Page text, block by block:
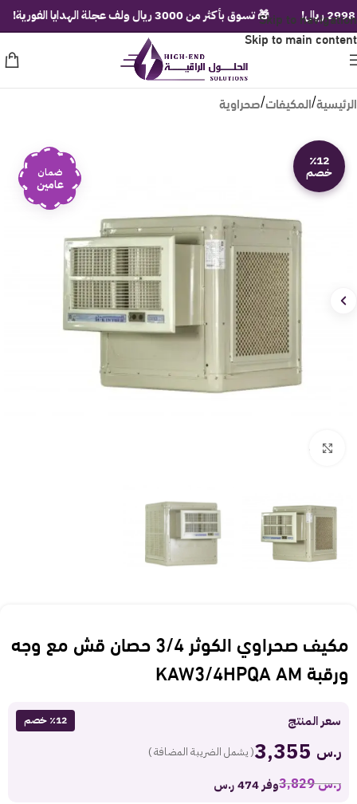
Skip to navigation
Skip to main content
الرئيسية/المكيفات/صحراوية
٪12
خصم ضمان
عامين
مكيف صحراوي الكوثر 3/4 حصان قش مع وجه
ورقبة KAW3/4HPQA AM
سعر المنتج ٪12 خصم
ر.س ( يشمل الضريبة المضافة )
ر.س3,829 وفر 474 ر.س
🎁 تسوق بأكثر من 3000 ريال ولف عجلة الهدايا الفورية!